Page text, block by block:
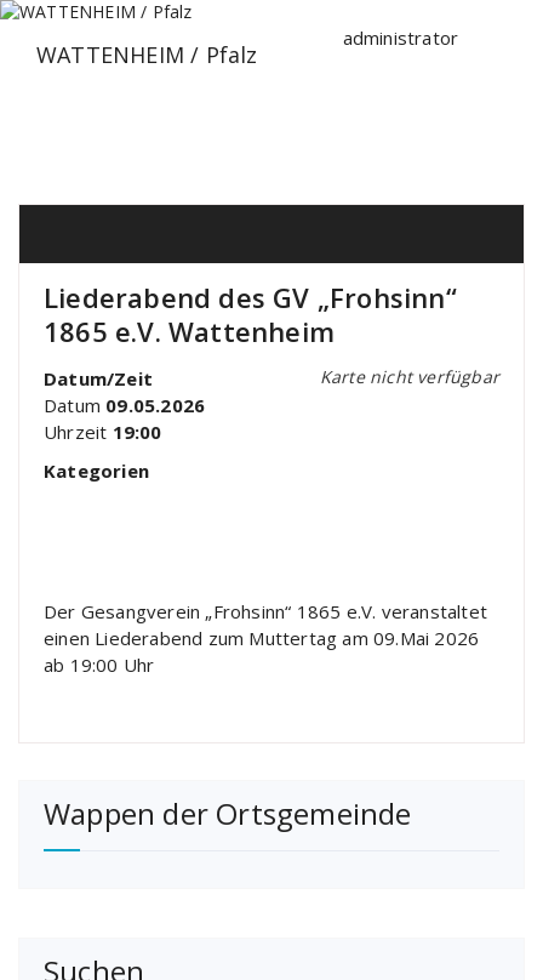
Zum
springenWATTENHEIM / Pfalz
administrator
Liederabend des GV „Frohsinn“
1865 e.V. Wattenheim
Karte nicht verfügbar
Datum/Zeit
Datum 09.05.2026
Uhrzeit 19:00
Kategorien
Der Gesangverein „Frohsinn“ 1865 e.V. veranstaltet
einen Liederabend zum Muttertag am 09.Mai 2026
ab 19:00 Uhr
Wappen der Ortsgemeinde
Suchen